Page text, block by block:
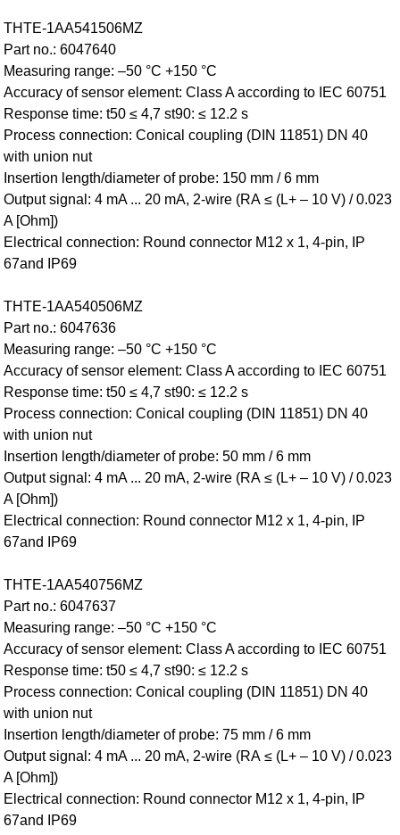
THTE-1AA541506MZ
Part no.: 6047640
Measuring range: –50 °C +150 °C
Accuracy of sensor element: Class A according to IEC 60751
Response time: t50 ≤ 4,7 st90: ≤ 12.2 s
Process connection: Conical coupling (DIN 11851) DN 40
with union nut
Insertion length/diameter of probe: 150 mm / 6 mm
Output signal: 4 mA ... 20 mA, 2-wire (RA ≤ (L+ – 10 V) / 0.023
A [Ohm])
Electrical connection: Round connector M12 x 1, 4-pin, IP
67and IP69
THTE-1AA540506MZ
Part no.: 6047636
Measuring range: –50 °C +150 °C
Accuracy of sensor element: Class A according to IEC 60751
Response time: t50 ≤ 4,7 st90: ≤ 12.2 s
Process connection: Conical coupling (DIN 11851) DN 40
with union nut
Insertion length/diameter of probe: 50 mm / 6 mm
Output signal: 4 mA ... 20 mA, 2-wire (RA ≤ (L+ – 10 V) / 0.023
A [Ohm])
Electrical connection: Round connector M12 x 1, 4-pin, IP
67and IP69
THTE-1AA540756MZ
Part no.: 6047637
Measuring range: –50 °C +150 °C
Accuracy of sensor element: Class A according to IEC 60751
Response time: t50 ≤ 4,7 st90: ≤ 12.2 s
Process connection: Conical coupling (DIN 11851) DN 40
with union nut
Insertion length/diameter of probe: 75 mm / 6 mm
Output signal: 4 mA ... 20 mA, 2-wire (RA ≤ (L+ – 10 V) / 0.023
A [Ohm])
Electrical connection: Round connector M12 x 1, 4-pin, IP
67and IP69